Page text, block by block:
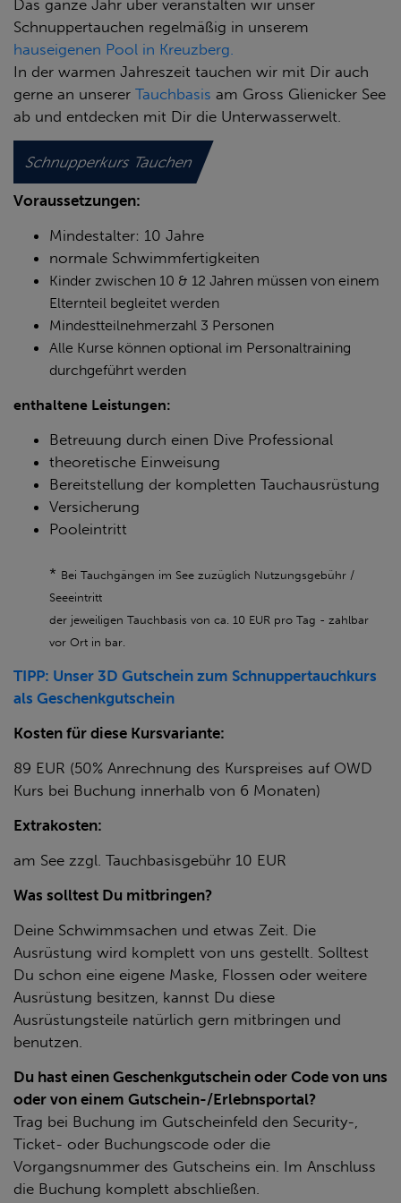
Das ganze Jahr über veranstalten wir unser
Schnuppertauchen regelmäßig in unserem
hauseigenen Pool in Kreuzberg.
In der warmen Jahreszeit tauchen wir mit Dir auch
gerne an unserer Tauchbasis am Gross Glienicker See
ab und entdecken mit Dir die Unterwasserwelt.
Schnupperkurs Tauchen
Voraussetzungen:
Mindestalter: 10 Jahre
normale Schwimmfertigkeiten
Kinder zwischen 10 & 12 Jahren müssen von einem
Elternteil begleitet werden
Mindestteilnehmerzahl 3 Personen
Alle Kurse können optional im Personaltraining
durchgeführt werden
enthaltene Leistungen:
Betreuung durch einen Dive Professional
theoretische Einweisung
Bereitstellung der kompletten Tauchausrüstung
Versicherung
Pooleintritt
* Bei Tauchgängen im See zuzüglich Nutzungsgebühr /
Seeeintritt
der jeweiligen Tauchbasis von ca. 10 EUR pro Tag - zahlbar
vor Ort in bar.
TIPP: Unser 3D Gutschein zum Schnuppertauchkurs
als Geschenkgutschein
Kosten für diese Kursvariante:
89 EUR (50% Anrechnung des Kurspreises auf OWD
Kurs bei Buchung innerhalb von 6 Monaten)
Extrakosten:
am See zzgl. Tauchbasisgebühr 10 EUR
Was solltest Du mitbringen?
Deine Schwimmsachen und etwas Zeit. Die
Ausrüstung wird komplett von uns gestellt. Solltest
Du schon eine eigene Maske, Flossen oder weitere
Ausrüstung besitzen, kannst Du diese
Ausrüstungsteile natürlich gern mitbringen und
benutzen.
Du hast einen Geschenkgutschein oder Code von uns
oder von einem Gutschein-/Erlebnsportal?
Trag bei Buchung im Gutscheinfeld den Security-,
Ticket- oder Buchungscode oder die
Vorgangsnummer des Gutscheins ein. Im Anschluss
die Buchung komplett abschließen.